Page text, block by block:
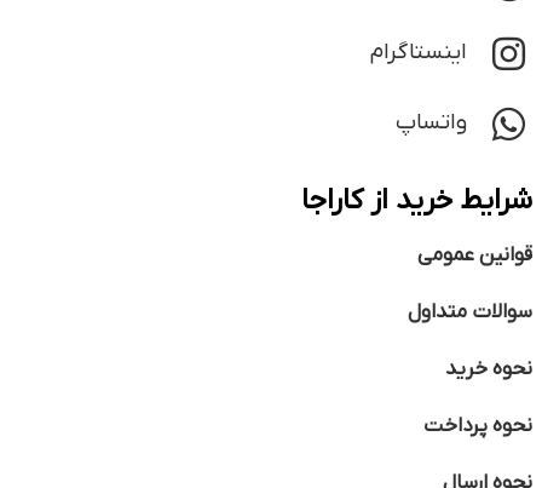
اینستاگرام
واتساپ
شرایط خرید از کاراجا
قوانین عمومی
سوالات متداول
نحوه خرید
نحوه پرداخت